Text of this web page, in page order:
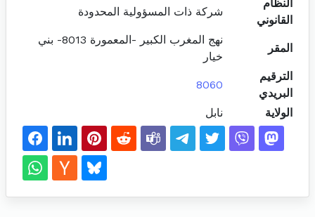
النظام
القانوني
شركة ذات المسؤولية المحدودة
المقر
نهج المغرب الكبير -المعمورة 8013- بني
خيار
الترقيم
البريدي
8060
الولاية نابل